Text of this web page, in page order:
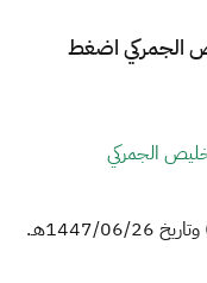
الجمركي اضغط
الجمركي